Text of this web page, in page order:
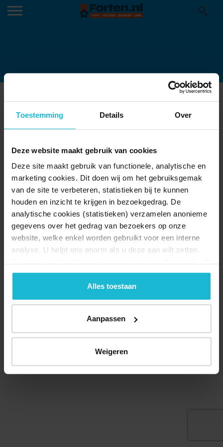
Toestemming Details Over
Deze website maakt gebruik van cookies
Deze site maakt gebruik van functionele, analytische en
marketing cookies. Dit doen wij om het gebruiksgemak
van de site te verbeteren, statistieken bij te kunnen
houden en inzicht te krijgen in bezoekgedrag. De
analytische cookies (statistieken) verzamelen anonieme
gegevens over het gedrag van bezoekers op onze
website, welke enkel worden gebruikt voor een interne
analyse. U helpt ons enorm als u deze aan wilt zetten.
geen commerciële doelstelling. U kunt deze cookies via
de knoppen accepteren, beheren of weigeren.
Alles toestaan
Aanpassen
Weigeren
© 2026 Stichting Forten Nederland
Over ons
Doneer nu Disclaimer
Contact
Forten.nl wordt ondersteund door de